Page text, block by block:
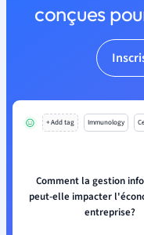
conçues
+ Add tag Immunology
Comment la gestion
peut-elle impacter
entreprise?